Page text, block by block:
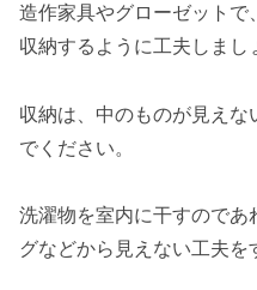
造作家具やグローゼットで
収納するように工夫しまし
収納は、中のものが見え
でください。
洗濯物を室内に干すのであ
グなどから見えない工夫を